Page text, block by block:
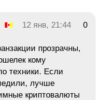
12 янв, 21:44 0
прозрачны,
кому
техники. Если
лучше
криптовалюты